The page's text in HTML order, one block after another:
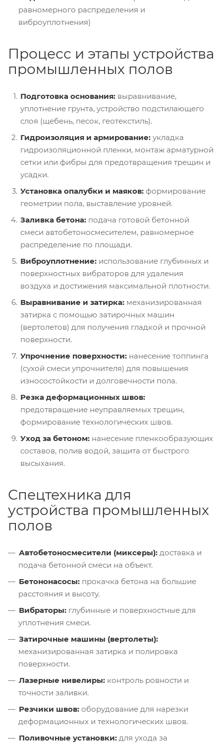
равномерного распределения и
виброуплотнения)
Процесс и этапы устройства
промышленных полов
Подготовка основания: выравнивание,
уплотнение грунта, устройство подстилающего
слоя (щебень, песок, геотекстиль).
Гидроизоляция и армирование: укладка
гидроизоляционной пленки, монтаж арматурной
сетки или фибры для предотвращения трещин и
усадки.
Установка опалубки и маяков: формирование
геометрии пола, выставление уровней.
Заливка бетона: подача готовой бетонной
смеси автобетоносмесителем, равномерное
распределение по площади.
Виброуплотнение: использование глубинных и
поверхностных вибраторов для удаления
воздуха и достижения максимальной плотности.
Выравнивание и затирка: механизированная
затирка с помощью затирочных машин
(вертолетов) для получения гладкой и прочной
поверхности.
Упрочнение поверхности: нанесение топпинга
(сухой смеси упрочнителя) для повышения
износостойкости и долговечности пола.
Резка деформационных швов:
предотвращение неуправляемых трещин,
формирование технологических швов.
Уход за бетоном: нанесение пленкообразующих
составов, полив водой, защита от быстрого
высыхания.
Спецтехника для
устройства промышленных
полов
Автобетоносмесители (миксеры): доставка и
подача бетонной смеси на объект.
Бетононасосы: прокачка бетона на большие
расстояния и высоту.
Вибраторы: глубинные и поверхностные для
уплотнения смеси.
Затирочные машины (вертолеты):
механизированная затирка и полировка
поверхности.
Лазерные нивелиры: контроль ровности и
точности заливки.
Резчики швов: оборудование для нарезки
деформационных и технологических швов.
Поливочные установки: для ухода за